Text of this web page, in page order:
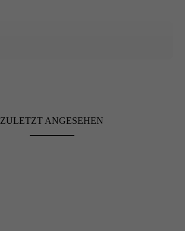
ZULETZT ANGESEHEN